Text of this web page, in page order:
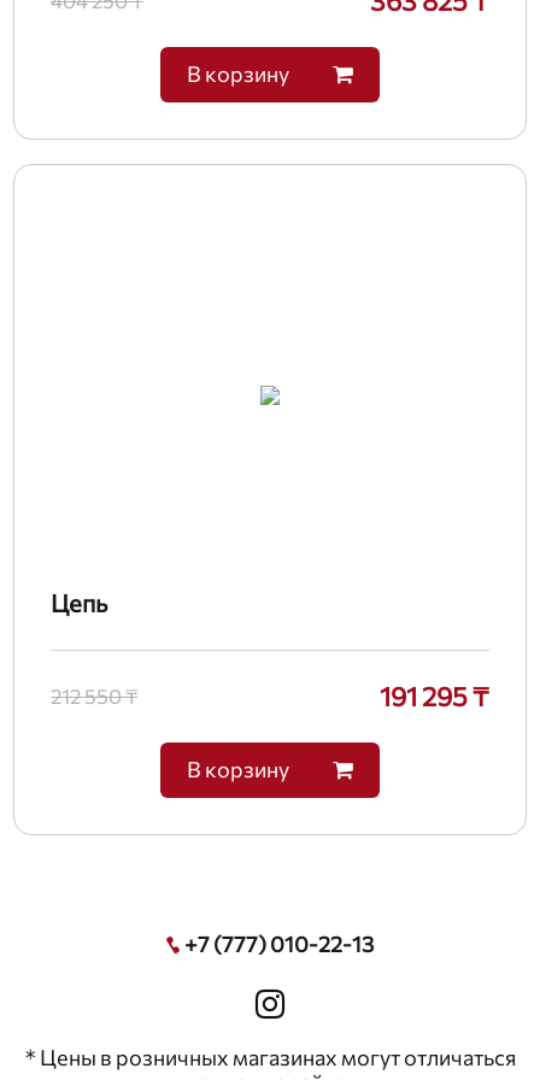
В корзину
Цепь
212 550 ₸ 191 295 ₸
В корзину
+7 (777) 010-22-13
* Цены в розничных магазинах могут отличаться